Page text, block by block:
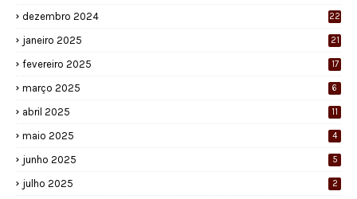
dezembro 2024 22
janeiro 2025 21
fevereiro 2025 17
março 2025 6
abril 2025 11
maio 2025 4
junho 2025 5
julho 2025 2